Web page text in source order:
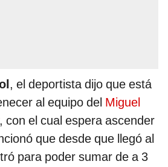
, el deportista dijo que está
al equipo del Miguel
, con el cual espera ascender
que desde que llegó al
para poder sumar de a 3